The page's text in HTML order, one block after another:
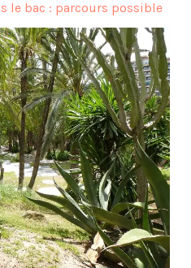
le bac : parcours possible